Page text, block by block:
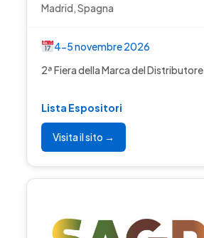
Madrid, Spagna
4-5 novembre 2026
2ª Fiera della Marca del Distributore
Lista Espositori
Visita il sito →